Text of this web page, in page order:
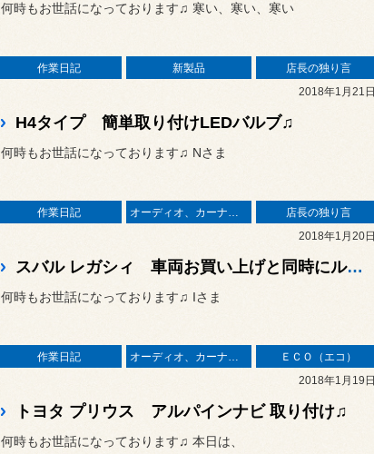
何時もお世話になっております♫ 寒い、寒い、寒い
作業日記 新製品
店長の独り言
2018年1月21日
H4タイプ 簡単取り付けLEDバルブ♫
何時もお世話になっております♫ Nさま
作業日記 オーディオ、カーナビ、モニター の取り付け
店長の独り言
2018年1月20日
スバル レガシィ 車両お買い上げと同時にルーフラッピング、ドライブレコーダーなど
何時もお世話になっております♫ Iさま
作業日記 オーディオ、カーナビ、モニター の取り付け
ＥＣＯ（エコ）
2018年1月19日
トヨタ プリウス アルパインナビ 取り付け♫
何時もお世話になっております♫ 本日は、